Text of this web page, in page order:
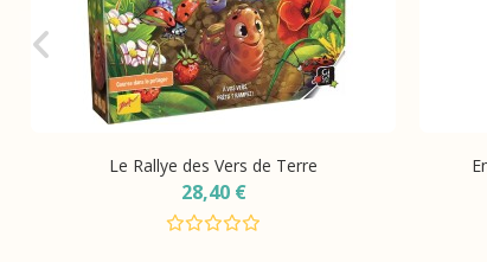
Le Rallye des Vers de Terre
28,40 €